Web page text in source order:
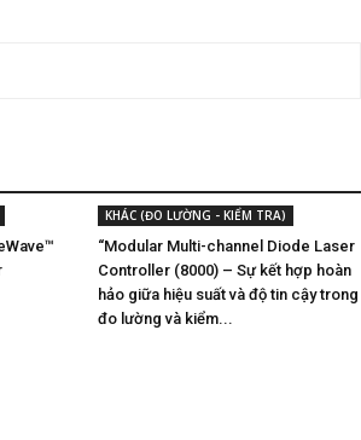
KHÁC (ĐO LƯỜNG - KIỂM TRA)
“Modular Multi-channel Diode Laser
Controller (8000) – Sự kết hợp hoàn
hảo giữa hiệu suất và độ tin cậy trong
đo lường và kiểm...